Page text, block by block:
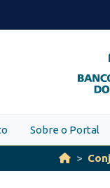
Sobre o Portal